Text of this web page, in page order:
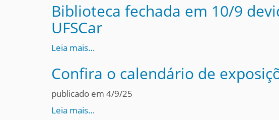
Biblioteca fechada em 10/9
UFSCar
Leia mais…
Confira o calendário de
publicado em 4/9/25
Leia mais…